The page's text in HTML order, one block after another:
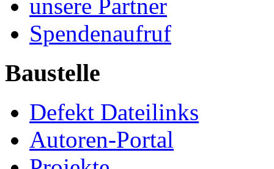
unsere Partner
Spendenaufruf
Baustelle
Defekt Dateilinks
Autoren-Portal